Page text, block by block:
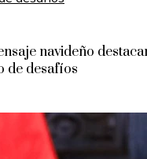
navideño
de desafíos